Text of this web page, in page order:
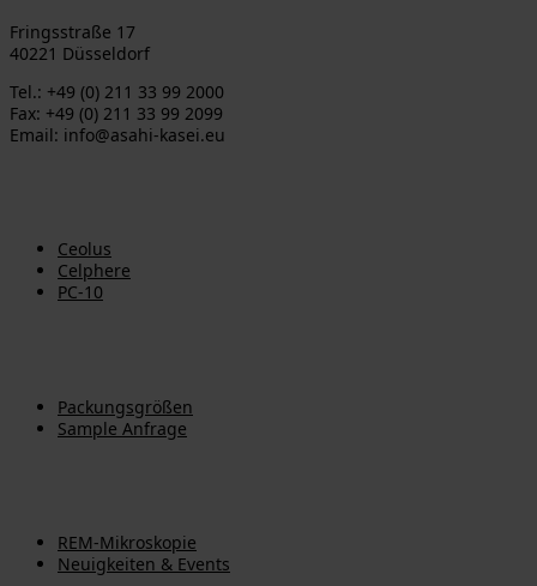
Fringsstraße 17
40221 Düsseldorf
Tel.: +49 (0) 211 33 99 2000
Fax: +49 (0) 211 33 99 2099
Email: info@asahi-kasei.eu
Ceolus
Celphere
PC-10
Packungsgrößen
Sample Anfrage
REM-Mikroskopie
Neuigkeiten & Events